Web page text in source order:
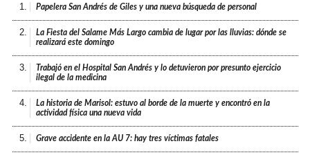
1. Papelera San Andrés de Giles y una nueva búsqueda de personal
2.
La Fiesta del Salame Más Largo cambia de lugar por las lluvias: dónde se
realizará este domingo
3.
Trabajó en el Hospital San Andrés y lo detuvieron por presunto ejercicio
ilegal de la medicina
4.
La historia de Marisol: estuvo al borde de la muerte y encontró en la
actividad física una nueva vida
5. Grave accidente en la AU 7: hay tres víctimas fatales